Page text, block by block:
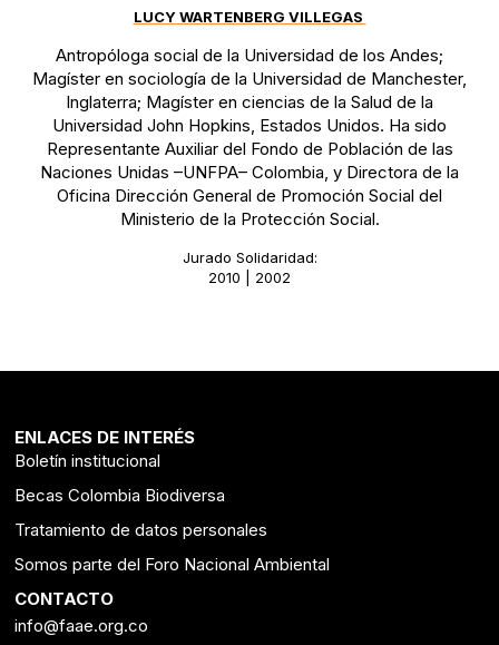
LUCY WARTENBERG VILLEGAS
Antropóloga social de la Universidad de los Andes;
Magíster en sociología de la Universidad de Manchester,
Inglaterra; Magíster en ciencias de la Salud de la
Universidad John Hopkins, Estados Unidos. Ha sido
Representante Auxiliar del Fondo de Población de las
Naciones Unidas –UNFPA– Colombia, y Directora de la
Oficina Dirección General de Promoción Social del
Ministerio de la Protección Social.
Jurado Solidaridad:
2010 | 2002
ENLACES DE INTERÉS
Boletín institucional
Becas Colombia Biodiversa
Tratamiento de datos personales
Somos parte del Foro Nacional Ambiental
CONTACTO
info@faae.org.co